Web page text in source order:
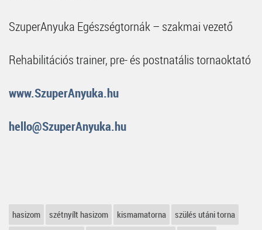
SzuperAnyuka Egészségtornák – szakmai vezető
Rehabilitációs trainer, pre- és postnatális tornaoktató
www.SzuperAnyuka.hu
hello@SzuperAnyuka.hu
hasizom szétnyílt hasizom kismamatorna
szülés utáni torna